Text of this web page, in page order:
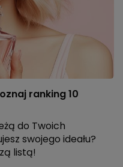
ranking 10
do Twoich
swojego ideału?
listą!